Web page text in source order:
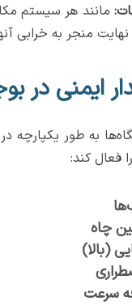
مانند هر سیستم
منجر به خرابی
در بوجود
به طور یکپارچه
چاه
(بالا)
سرعت